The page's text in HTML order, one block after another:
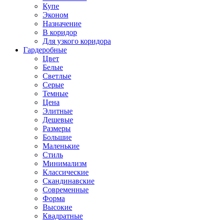
Купе
Эконом
Назначение
В коридор
Для узкого коридора
Гардеробные
Цвет
Белые
Светлые
Серые
Темные
Цена
Элитные
Дешевые
Размеры
Большие
Маленькие
Стиль
Минимализм
Классические
Скандинавские
Современные
Форма
Высокие
Квадратные